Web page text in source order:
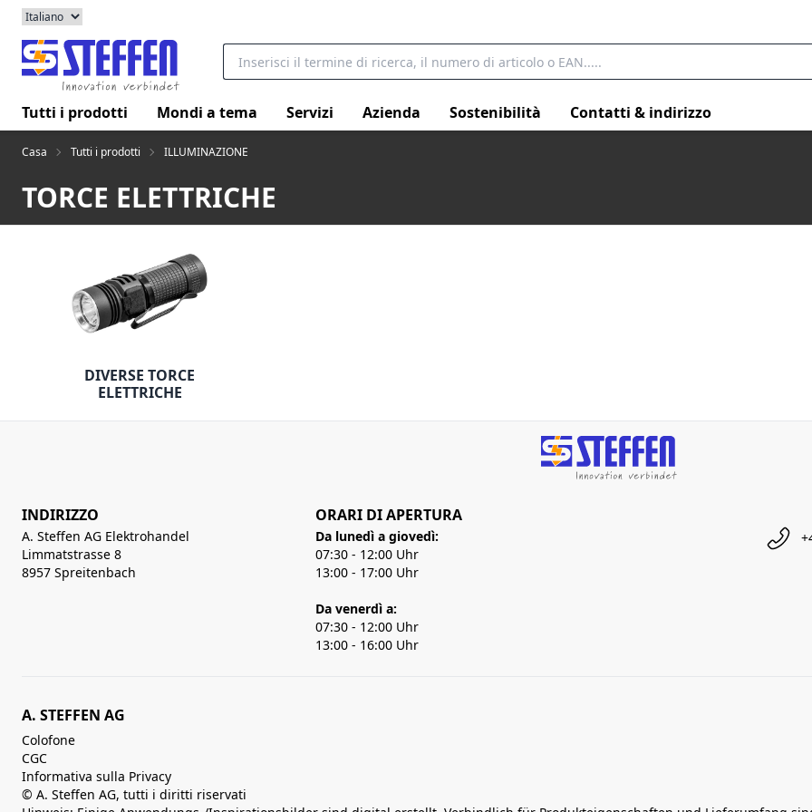
Tutti i prodotti Mondi a tema Servizi Azienda Sostenibilità Contatti & indirizzo
Casa Tutti i prodotti ILLUMINAZIONE
TORCE ELETTRICHE
DIVERSE TORCE
ELETTRICHE
INDIRIZZO
A. Steffen AG Elektrohandel
Limmatstrasse 8
8957 Spreitenbach
ORARI DI APERTURA
Da lunedì a giovedì:
07:30 - 12:00 Uhr
13:00 - 17:00 Uhr
Da venerdì a:
07:30 - 12:00 Uhr
13:00 - 16:00 Uhr
A. STEFFEN AG
Colofone
CGC
Informativa sulla Privacy
© A. Steffen AG, tutti i diritti riservati